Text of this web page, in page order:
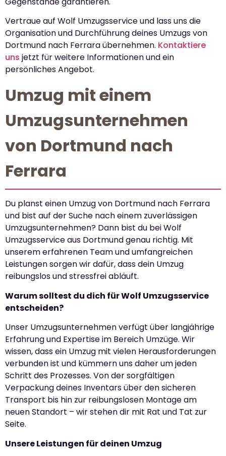
Vertraue auf Wolf Umzugsservice und lass uns die
Organisation und Durchführung deines Umzugs von
Dortmund nach Ferrara übernehmen. Kontaktiere
uns jetzt für weitere Informationen und ein
persönliches Angebot.
Umzug mit einem
Umzugsunternehmen
von Dortmund nach
Ferrara
Du planst einen Umzug von Dortmund nach Ferrara
und bist auf der Suche nach einem zuverlässigen
Umzugsunternehmen? Dann bist du bei Wolf
Umzugsservice aus Dortmund genau richtig. Mit
unserem erfahrenen Team und umfangreichen
Leistungen sorgen wir dafür, dass dein Umzug
reibungslos und stressfrei abläuft.
Warum solltest du dich für Wolf Umzugsservice
entscheiden?
Unser Umzugsunternehmen verfügt über langjährige
Erfahrung und Expertise im Bereich Umzüge. Wir
wissen, dass ein Umzug mit vielen Herausforderungen
verbunden ist und kümmern uns daher um jeden
Schritt des Prozesses. Von der sorgfältigen
Verpackung deines Inventars über den sicheren
Transport bis hin zur reibungslosen Montage am
neuen Standort – wir stehen dir mit Rat und Tat zur
Seite.
Unsere Leistungen für deinen Umzug